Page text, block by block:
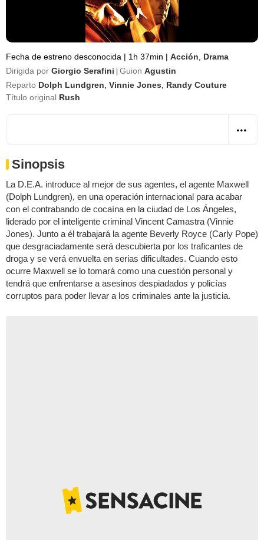
Fecha de estreno desconocida | 1h 37min | Acción
Drama
Dirigida por Giorgio Serafini Guion Agustin
Reparto Dolph Lundgren Vinnie Jones
Randy Couture
Título original Rush
Sinopsis
La D.E.A. introduce al mejor de sus agentes, el agente Maxwell
(Dolph Lundgren), en una operación internacional para acabar
con el contrabando de cocaína en la ciudad de Los Ángeles,
liderado por el inteligente criminal Vincent Camastra (Vinnie
Jones). Junto a él trabajará la agente Beverly Royce (Carly Pope)
que desgraciadamente será descubierta por los traficantes de
droga y se verá envuelta en serias dificultades. Cuando esto
ocurre Maxwell se lo tomará como una cuestión personal y
tendrá que enfrentarse a asesinos despiadados y policías
corruptos para poder llevar a los criminales ante la justicia.